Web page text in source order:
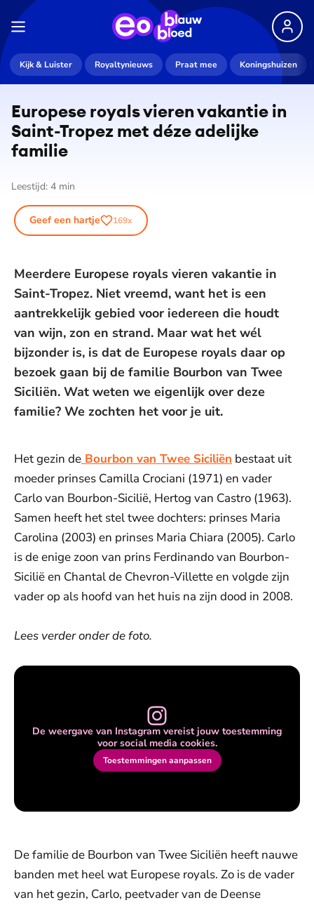
Kijk & Luister Royaltynieuws Praat mee Koningshuizen
Europese royals vieren vakantie in
Saint-Tropez met déze adelijke
familie
Leestijd: 4 min
Geef een hartje 169x
Meerdere Europese royals vieren vakantie in
Saint-Tropez. Niet vreemd, want het is een
aantrekkelijk gebied voor iedereen die houdt
van wijn, zon en strand. Maar wat het wél
bijzonder is, is dat de Europese royals daar op
bezoek gaan bij de familie Bourbon van Twee
Siciliën. Wat weten we eigenlijk over deze
familie? We zochten het voor je uit.
Het gezin de Bourbon van Twee Siciliën bestaat uit
moeder prinses Camilla Crociani (1971) en vader
Carlo van Bourbon-Sicilië, Hertog van Castro (1963).
Samen heeft het stel twee dochters: prinses Maria
Carolina (2003) en prinses Maria Chiara (2005). Carlo
is de enige zoon van prins Ferdinando van Bourbon-
Sicilië en Chantal de Chevron-Villette en volgde zijn
vader op als hoofd van het huis na zijn dood in 2008.
Lees verder onder de foto.
De weergave van Instagram vereist jouw toestemming
voor social media cookies.
Toestemmingen aanpassen
De familie de Bourbon van Twee Siciliën heeft nauwe
banden met heel wat Europese royals. Zo is de vader
van het gezin, Carlo, peetvader van de Deense